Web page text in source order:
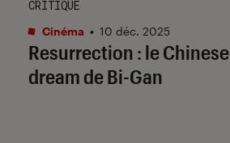
Resurrection : le Chinese
dream de Bi-Gan
CRITIQUE
Cinéma • 10 déc. 2025